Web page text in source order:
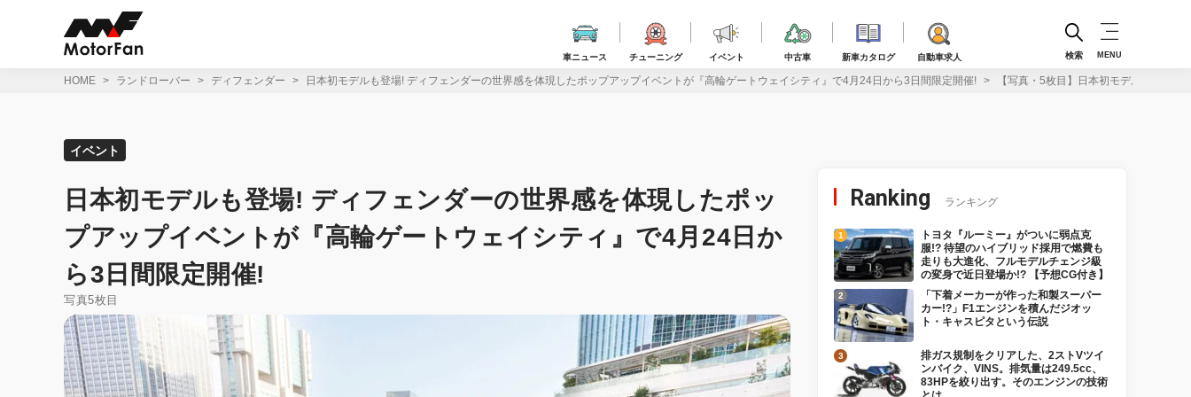
車ニュース チューニング イベント 中古車 新車カタログ 自動車求人 検索 MENU
HOME ランドローバー ディフェンダー 日本初モデルも登場! ディフェンダーの世界感を体現したポップアップイベントが『高輪ゲートウェイシティ』で4月24日から3日間限定開催! 【写真・5枚目】日本初モデルも登場!
イベント
日本初モデルも登場! ディフェンダーの世界感を体現したポッ
プアップイベントが『高輪ゲートウェイシティ』で4月24日か
ら3日間限定開催!
写真5枚目
Ranking ランキング
トヨタ『ルーミー』がついに弱点克
服!? 待望のハイブリッド採用で燃費も
走りも大進化、フルモデルチェンジ級
の変身で近日登場か!? 【予想CG付き】
「下着メーカーが作った和製スーパー
カー!?」F1エンジンを積んだジオッ
ト・キャスピタという伝説
排ガス規制をクリアした、2ストVツイ
ンバイク、VINS。排気量は249.5cc、
83HPを絞り出す。そのエンジンの技術